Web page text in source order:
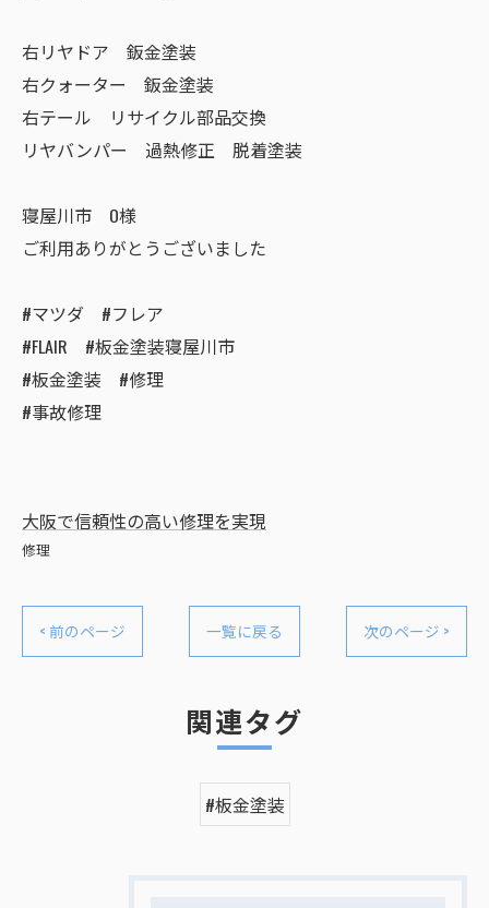
右リヤドア 鈑金塗装
右クォーター 鈑金塗装
右テール リサイクル部品交換
リヤバンパー 過熱修正 脱着塗装
寝屋川市 O様
ご利用ありがとうございました
#マツダ #フレア
#FLAIR #板金塗装寝屋川市
#板金塗装 #修理
#事故修理
大阪で信頼性の高い修理を実現
修理
< 前のページ 一覧に戻る 次のページ >
関連タグ
#板金塗装